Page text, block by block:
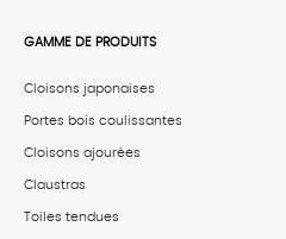
GAMME DE PRODUITS
Cloisons japonaises
Portes bois coulissantes
Cloisons ajourées
Claustras
Toiles tendues